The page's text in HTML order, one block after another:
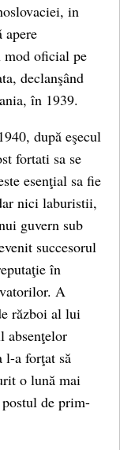
in
apere
mod oficial pe
declanşând
în 1939.
după eşecul
fortati sa se
esenţial sa fie
nici laburistii,
guvern sub
succesorul
în
A
război al lui
absenţelor
l-a forţat să
o lună mai
de prim-